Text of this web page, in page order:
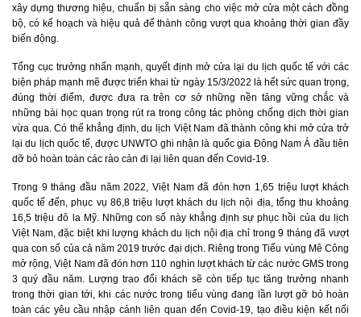
xây dựng thương hiệu, chuẩn bị sẵn sàng cho việc mở cửa một cách đồng
bộ, có kế hoạch và hiệu quả để thành công vượt qua khoảng thời gian đầy
biến động.
Tổng cục trưởng nhấn mạnh, quyết định mở cửa lại du lịch quốc tế với các
biện pháp mạnh mẽ được triển khai từ ngày 15/3/2022 là hết sức quan trọng,
đúng thời điểm, được đưa ra trên cơ sở những nền tảng vững chắc và
những bài học quan trọng rút ra trong công tác phòng chống dịch thời gian
vừa qua. Có thể khẳng định, du lịch Việt Nam đã thành công khi mở cửa trở
lại du lịch quốc tế, được UNWTO ghi nhận là quốc gia Đông Nam Á đầu tiên
dỡ bỏ hoàn toàn các rào cản đi lại liên quan đến Covid-19.
Trong 9 tháng đầu năm 2022, Việt Nam đã đón hơn 1,65 triệu lượt khách
quốc tế đến, phục vụ 86,8 triệu lượt khách du lịch nội địa, tổng thu khoảng
16,5 triệu đô la Mỹ. Những con số này khẳng định sự phục hồi của du lịch
Việt Nam, đặc biệt khi lượng khách du lịch nội địa chỉ trong 9 tháng đã vượt
qua con số của cả năm 2019 trước đại dịch. Riêng trong Tiểu vùng Mê Công
mở rộng, Việt Nam đã đón hơn 110 nghìn lượt khách từ các nước GMS trong
3 quý đầu năm. Lượng trao đổi khách sẽ còn tiếp tục tăng trưởng nhanh
trong thời gian tới, khi các nước trong tiểu vùng đang lần lượt gỡ bỏ hoàn
toàn các yêu cầu nhập cảnh liên quan đến Covid-19, tạo điều kiện kết nối